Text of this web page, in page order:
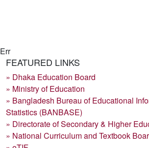
Err
FEATURED LINKS
» Dhaka Education Board
» Ministry of Education
» Bangladesh Bureau of Educational
Statistics (BANBASE)
» Directorate of Secondary & Higher
» National Curriculum and Textbook